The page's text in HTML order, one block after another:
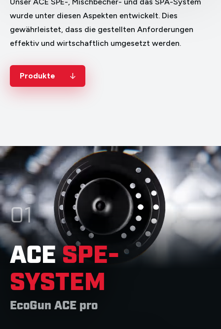
wurde unter diesen Aspekten entwickelt. Dies
gewährleistet, dass die gestellten Anforderungen
effektiv und wirtschaftlich umgesetzt werden.
Produkte
01
ACESPE-
SYSTEM
EcoGun ACE pro